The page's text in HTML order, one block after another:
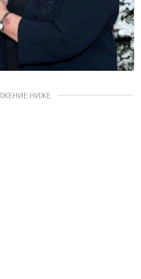
НИЖЕ